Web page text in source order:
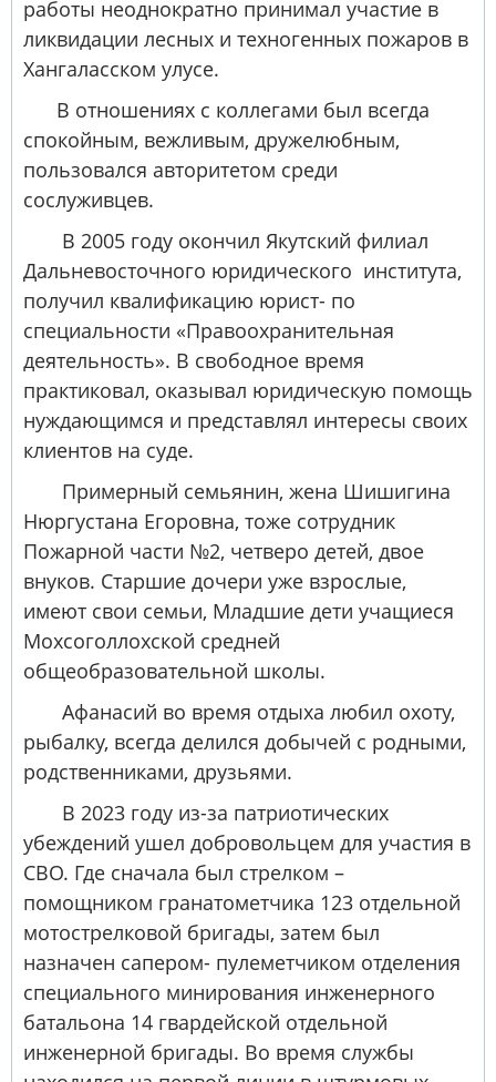
работы неоднократно принимал участие в
ликвидации лесных и техногенных пожаров в
Хангаласском улусе.
В отношениях с коллегами был всегда
спокойным, вежливым, дружелюбным,
пользовался авторитетом среди
сослуживцев.
В 2005 году окончил Якутский филиал
Дальневосточного юридического института,
получил квалификацию юрист- по
специальности «Правоохранительная
деятельность». В свободное время
практиковал, оказывал юридическую помощь
нуждающимся и представлял интересы своих
клиентов на суде.
Примерный семьянин, жена Шишигина
Нюргустана Егоровна, тоже сотрудник
Пожарной части №2, четверо детей, двое
внуков. Старшие дочери уже взрослые,
имеют свои семьи, Младшие дети учащиеся
Мохсоголлохской средней
общеобразовательной школы.
Афанасий во время отдыха любил охоту,
рыбалку, всегда делился добычей с родными,
родственниками, друзьями.
В 2023 году из-за патриотических
убеждений ушел добровольцем для участия в
СВО. Где сначала был стрелком –
помощником гранатометчика 123 отдельной
мотострелковой бригады, затем был
назначен сапером- пулеметчиком отделения
специального минирования инженерного
батальона 14 гвардейской отдельной
инженерной бригады. Во время службы